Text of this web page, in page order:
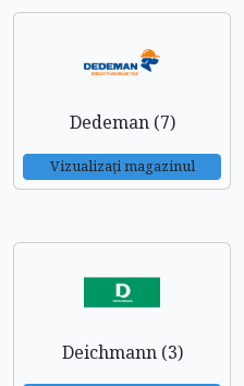
Dedeman (7)
Vizualizați magazinul
Deichmann (3)